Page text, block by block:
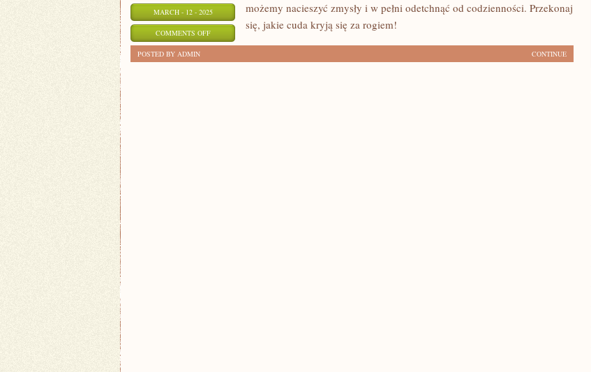
MARCH - 12 - 2025
COMMENTS OFFON
możemy nacieszyć zmysły i w pełni odetchnąć od codzienności. Przekonaj
się, jakie cuda kryją się za rogiem!
CONTINUE
POSTED BY ADMIN